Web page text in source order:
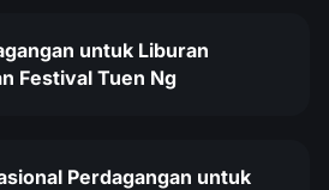
untuk Liburan
Festival Tuen Ng
Perdagangan untuk